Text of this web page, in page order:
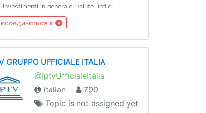
investimenti in generale: valute, indici,
prime, cryptovalute, azioni e molto altro!ℹ
@TradingFinanzaChannel
к
GRUPPO UFFICIALE ITALIA
@IptvUfficialeItalia
italian
790
Topic is not assigned yet